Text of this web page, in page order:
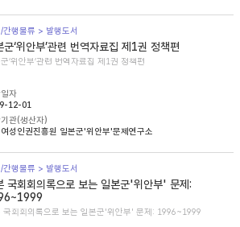
간행물류 > 발행도서
군‘위안부’관련 번역자료집 제1권 정책편
‘위안부’관련 번역자료집 제1권 정책편
자
12-01
관(생산자)
성인권진흥원 일본군'위안부'문제연구소
간행물류 > 발행도서
국회회의록으로 보는 일본군'위안부' 문제:
국회회의록으로 보는 일본군'위안부' 문제: 1996~1999